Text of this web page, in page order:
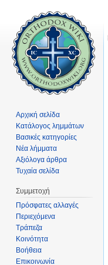
Αρχική σελίδα
Κατάλογος λημμάτων
Βασικές κατηγορίες
Νέα λήμματα
Αξιόλογα άρθρα
Τυχαία σελίδα
Συμμετοχή
Πρόσφατες αλλαγές
Περιεχόμενα
Τράπεζα
Κοινότητα
Βοήθεια
Επικοινωνία